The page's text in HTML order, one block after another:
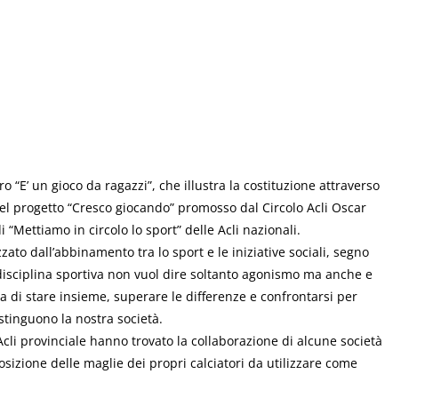
“E’ un gioco da ragazzi”, che illustra la costituzione attraverso
“Cresco giocando” promosso dal Circolo Acli Oscar
“Mettiamo in circolo lo sport” delle Acli nazionali.
dall’abbinamento tra lo sport e le iniziative sociali, segno
sportiva non vuol dire soltanto agonismo ma anche e
di stare insieme, superare le differenze e confrontarsi per
la nostra società.
provinciale hanno trovato la collaborazione di alcune società
delle maglie dei propri calciatori da utilizzare come